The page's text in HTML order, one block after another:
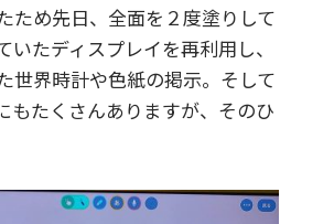
ため先日、全面を２度塗りして
たディスプレイを再利用し、
世界時計や色紙の掲示。そして
もたくさんありますが、そのひ